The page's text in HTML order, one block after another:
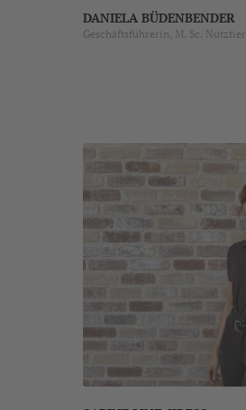
DANIELA BÜDENBENDER
Geschäftsführerin, M. Sc.